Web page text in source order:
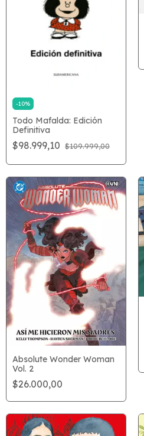
-10%
Todo Mafalda: Edición
Definitiva
$98.999,10 $109.999,00
Absolute Wonder Woman
Vol. 2
$26.000,00